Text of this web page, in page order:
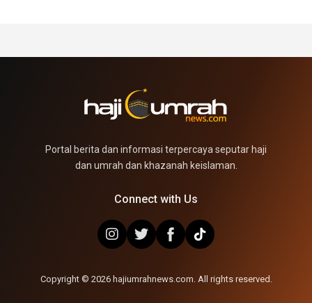
Portal berita dan informasi terpercaya seputar haji
dan umrah dan khazanah keislaman.
Connect with Us
Copyright © 2026 hajiumrahnews.com. All rights reserved.